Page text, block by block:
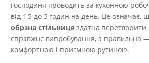
господиня проводить за кухонною
від 1,5 до 3 годин на день. Це означає,
обрана стільниця здатна перетворити
справжнє випробування, а правильна
комфортною і приємною рутиною.